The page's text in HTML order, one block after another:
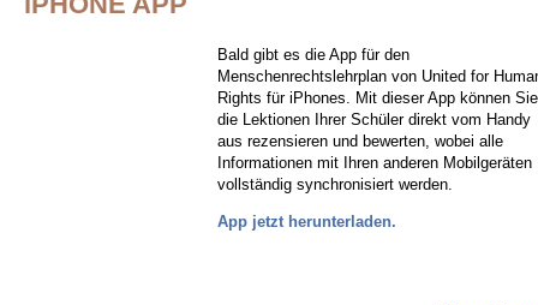
Bald gibt es die App für den
Menschenrechtslehrplan von United for
Rights für iPhones. Mit dieser App können Sie
die Lektionen Ihrer Schüler direkt vom Handy
aus rezensieren und bewerten, wobei alle
Informationen mit Ihren anderen Mobilgeräten
vollständig synchronisiert werden.
App jetzt herunterladen.